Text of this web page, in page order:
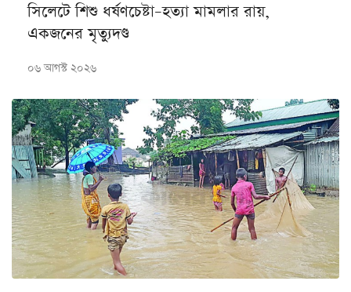
সিলেটে শিশু ধর্ষণচেষ্টা–হত্যা মামলার রায়,
একজনের মৃত্যুদণ্ড
০৬ আগস্ট ২০২৬